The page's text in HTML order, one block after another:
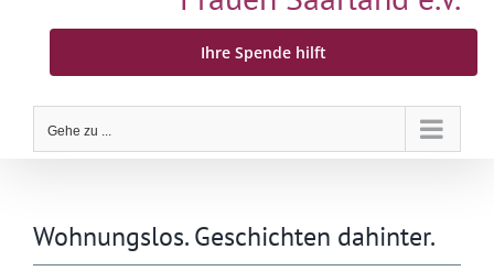
Ihre Spende hilft
Gehe zu ...
Wohnungslos. Geschichten dahinter.